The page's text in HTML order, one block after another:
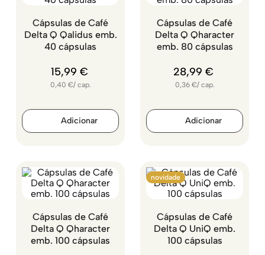
Cápsulas de Café
Delta Q Qalidus emb.
40 cápsulas
15,99 €
0,40 €/ cap.
Cápsulas de Café
Delta Q Qharacter
emb. 80 cápsulas
28,99 €
0,36 €/ cap.
Cápsulas de Café
Delta Q Qharacter
emb. 100 cápsulas
novidade
Cápsulas de Café
Delta Q UniQ emb.
100 cápsulas